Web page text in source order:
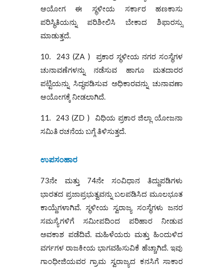
ಆಯೋಗ ಈ ಸ್ಥಳೀಯ ಸರ್ಕಾರ ಹಣಕಾಸು
ಪರಿಸ್ಥಿತಿಯನ್ನು ಪರಿಶೀಲಿಸಿ ಬೇಕಾದ ಶಿಫಾರಸ್ಸು
ಮಾಡುತ್ತದೆ.
10. 243 (ZA ) ಪ್ರಕಾರ ಸ್ಥಳೀಯ ನಗರ ಸಂಸ್ಥೆಗಳ
ಚುನಾವಣೆಗಳನ್ನು ನಡೆಸುವ ಹಾಗೂ ಮತದಾರರ
ಪಟ್ಟಿಯನ್ನು ಸಿದ್ಧಪಡಿಸುವ ಅಧಿಕಾರವನ್ನು ಚುನಾವಣಾ
ಆಯೋಗಕ್ಕೆ ನೀಡಲಾಗಿದೆ.
11. 243 (ZD ) ವಿಧಿಯ ಪ್ರಕಾರ ಜಿಲ್ಲಾ ಯೋಜನಾ
ಸಮಿತಿ ರಚನೆಯ ಬಗ್ಗೆ ತಿಳಿಸುತ್ತದೆ.
ಉಪಸಂಹಾರ
73ನೇ ಮತ್ತು 74ನೇ ಸಂವಿಧಾನ ತಿದ್ದುಪಡಿಗಳು
ಭಾರತದ ಪ್ರಜಾಪ್ರಭುತ್ವವನ್ನು ಬಲಪಡಿಸಿದ ಮೂಲಭೂತ
ಕಾಯ್ದೆಗಳಾಗಿವೆ. ಸ್ಥಳೀಯ ಸ್ವರಾಜ್ಯ ಸಂಸ್ಥೆಗಳು ಜನರ
ಸಮಸ್ಯೆಗಳಿಗೆ ಸಮೀಪದಿಂದ ಪರಿಹಾರ ನೀಡುವ
ಅವಕಾಶ ಪಡೆದಿವೆ. ಮಹಿಳೆಯರು ಮತ್ತು ಹಿಂದುಳಿದ
ವರ್ಗಗಳ ರಾಜಕೀಯ ಭಾಗವಹಿಸುವಿಕೆ ಹೆಚ್ಚಾಗಿದೆ. ಇವು
ಗಾಂಧೀಜಿಯವರ ಗ್ರಾಮ ಸ್ವರಾಜ್ಯದ ಕನಸಿಗೆ ಸಾಕಾರ